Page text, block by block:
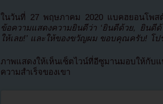
ในวันที่ 27 พฤษภาคม 2020 แบคฮยอนโพส
ข้อความแสดงความยินดีว่า ‘ยินดีด้วย, ยิน
ให้เลย!’ และให้ของขวัญผม ขอบคุณครับ! โป
ภาพแสดงให้เห็นเซ็ตไวน์ที่อีซูมานมอบให้กับ
ความสำเร็จของเขา